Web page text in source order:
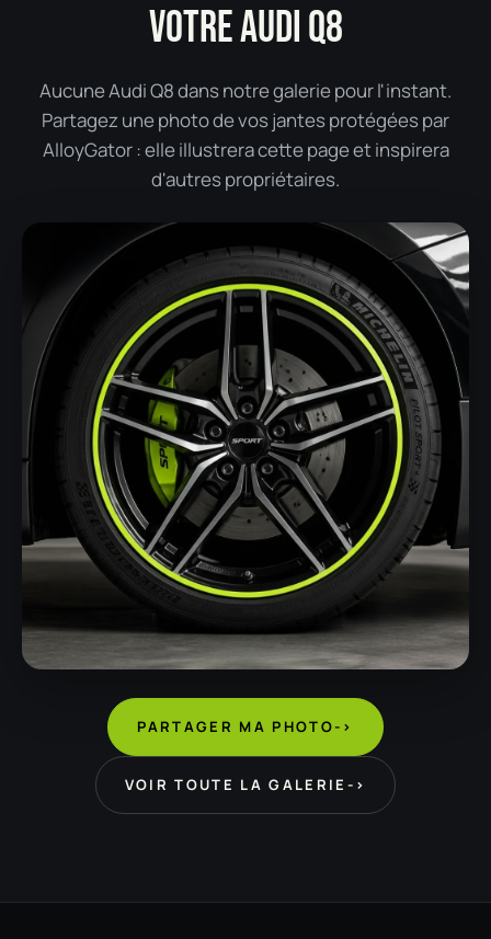
VOTRE AUDI Q8
Aucune Audi Q8 dans notre galerie pour l'instant.
Partagez une photo de vos jantes protégées par
AlloyGator : elle illustrera cette page et inspirera
d'autres propriétaires.
PARTAGER MA PHOTO->
VOIR TOUTE LA GALERIE ->